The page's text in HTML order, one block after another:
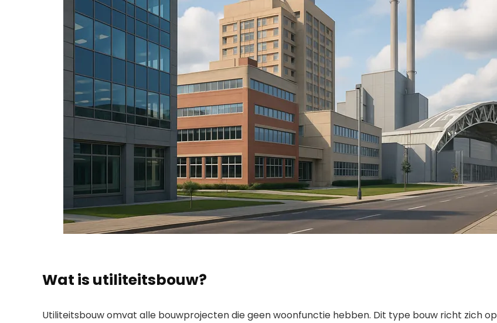
Wat is utiliteitsbouw?
Utiliteitsbouw omvat alle bouwprojecten die geen woonfunctie hebben. Dit type bouw richt zich op